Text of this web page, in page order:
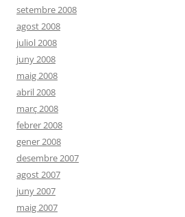
setembre 2008
agost 2008
juliol 2008
juny 2008
maig 2008
abril 2008
març 2008
febrer 2008
gener 2008
desembre 2007
agost 2007
juny 2007
maig 2007